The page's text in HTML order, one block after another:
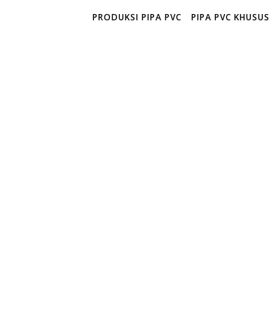
PRODUKSI PIPA PVC PIPA PVC KHUSUS